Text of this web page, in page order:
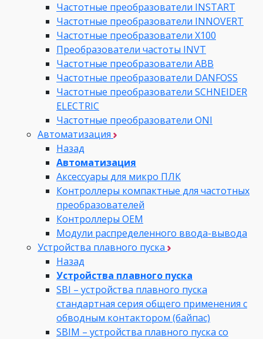
Частотные преобразователи INSTART
Частотные преобразователи INNOVERT
Частотные преобразователи Х100
Преобразователи частоты INVT
Частотные преобразователи ABB
Частотные преобразователи DANFOSS
Частотные преобразователи SCHNEIDER
ELECTRIC
Частотные преобразователи ONI
Автоматизация
Назад
Автоматизация
Аксессуары для микро ПЛК
Контроллеры компактные для частотных
преобразователей
Контроллеры ОЕМ
Модули распределенного ввода-вывода
Устройства плавного пуска
Назад
Устройства плавного пуска
SBI – устройства плавного пуска
стандартная серия общего применения с
обводным контактором (байпас)
SBIM – устройства плавного пуска со